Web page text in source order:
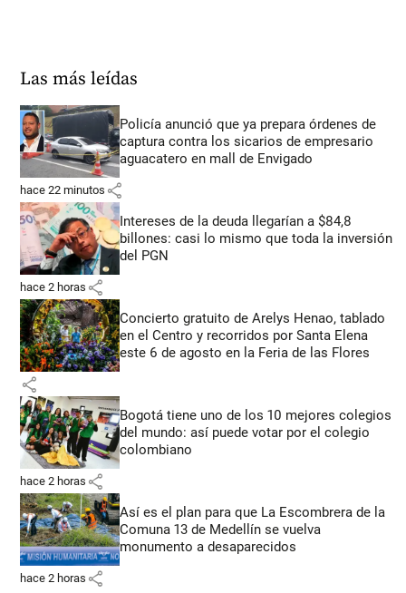
Las más leídas
Policía anunció que ya prepara órdenes de
captura contra los sicarios de empresario
aguacatero en mall de Envigado
hace 22 minutos share
Intereses de la deuda llegarían a $84,8
billones: casi lo mismo que toda la inversión
del PGN
hace 2 horas share
Concierto gratuito de Arelys Henao, tablado
en el Centro y recorridos por Santa Elena
este 6 de agosto en la Feria de las Flores
share
Bogotá tiene uno de los 10 mejores colegios
del mundo: así puede votar por el colegio
colombiano
hace 2 horas share
Así es el plan para que La Escombrera de la
Comuna 13 de Medellín se vuelva
monumento a desaparecidos
hace 2 horas share